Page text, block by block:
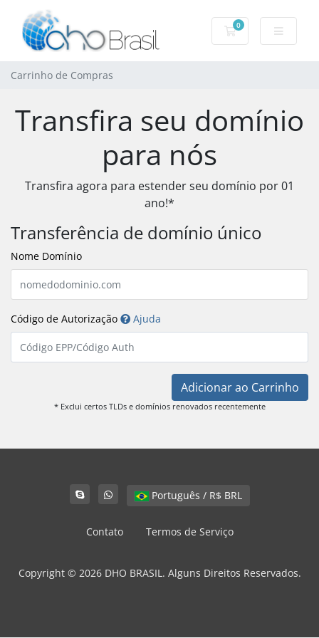
0
Carrinho de
Carrinho de Compras
Transfira seu domínio
para nós
Transfira agora para estender seu domínio por 01
ano!*
Transferência de domínio único
Nome Domínio
Código de Autorização Ajuda
Adicionar ao Carrinho
* Exclui certos TLDs e domínios renovados recentemente
Português / R$ BRL
Contato Termos de Serviço
Copyright © 2026 DHO BRASIL. Alguns Direitos Reservados.